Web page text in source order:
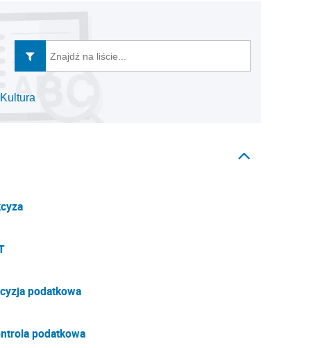
Kultura
podatkowa
podatkowa